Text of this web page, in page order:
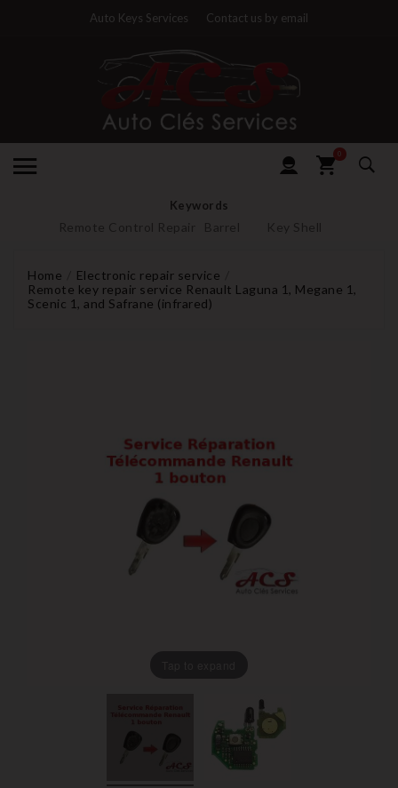
Auto Keys Services Contact us by email
0
Keywords
Remote Control Repair Barrel Key Shell
Home
Electronic repair service
Remote key repair service Renault Laguna 1, Megane 1,
Scenic 1, and Safrane (infrared)